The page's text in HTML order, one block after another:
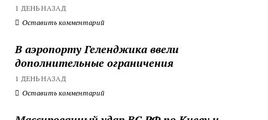
1 ДЕНЬ НАЗАД
Оставить комментарий
В аэропорту Геленджика ввели
дополнительные ограничения
1 ДЕНЬ НАЗАД
Оставить комментарий